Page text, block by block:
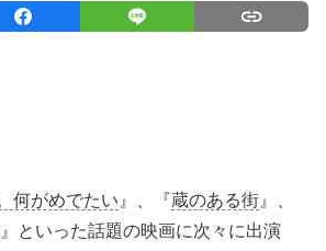
何がめでたい 』、『蔵のある街 』、
』といった話題の映画に次々に出演